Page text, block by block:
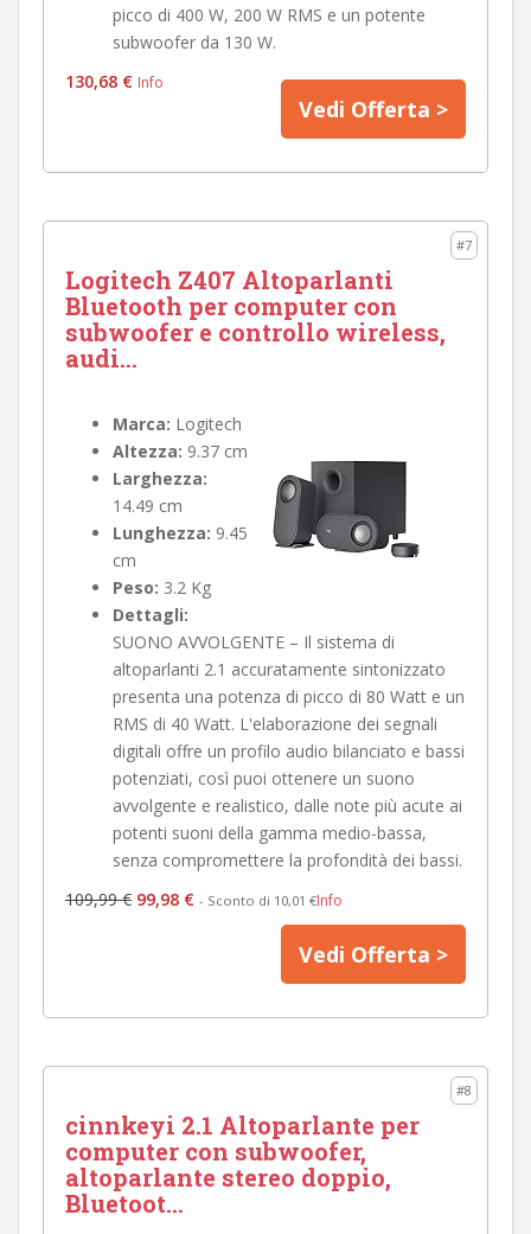
picco di 400 W, 200 W RMS e un potente
subwoofer da 130 W‎.
130,68 € Info
Vedi Offerta >
#7
Logitech Z407 Altoparlanti
Bluetooth per computer con
subwoofer e controllo wireless,
audi...
Marca: Logitech
Altezza: 9.37 cm
Larghezza:
14.49 cm
Lunghezza: 9.45
cm
Peso: 3.2 Kg
Dettagli:
SUONO AVVOLGENTE – Il sistema di
altoparlanti 2.1 accuratamente sintonizzato
presenta una potenza di picco di 80 Watt e un
RMS di 40 Watt. L'elaborazione dei segnali
digitali offre un profilo audio bilanciato e bassi
potenziati, così puoi ottenere un suono
avvolgente e realistico, dalle note più acute ai
potenti suoni della gamma medio-bassa,
senza compromettere la profondità dei bassi.
109,99 € 99,98 € - Sconto di 10,01 €Info
Vedi Offerta >
#8
cinnkeyi 2.1 Altoparlante per
computer con subwoofer,
altoparlante stereo doppio,
Bluetoot...